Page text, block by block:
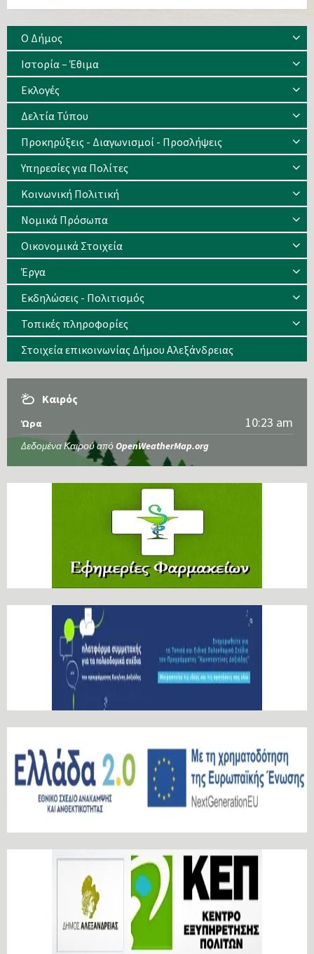
Ο Δήμος
Ιστορία – Έθιμα
Eκλογές
Δελτία Τύπου
Προκηρύξεις - Διαγωνισμοί - Προσλήψεις
Υπηρεσίες για Πολίτες
Κοινωνική Πολιτική
Νομικά Πρόσωπα
Οικονομικά Στοιχεία
Έργα
Εκδηλώσεις - Πολιτισμός
Τοπικές πληροφορίες
Στοιχεία επικοινωνίας Δήμου Αλεξάνδρειας
Καιρός
Ώρα 10:23 am
Δεδομένα Καιρού από OpenWeatherMap.org